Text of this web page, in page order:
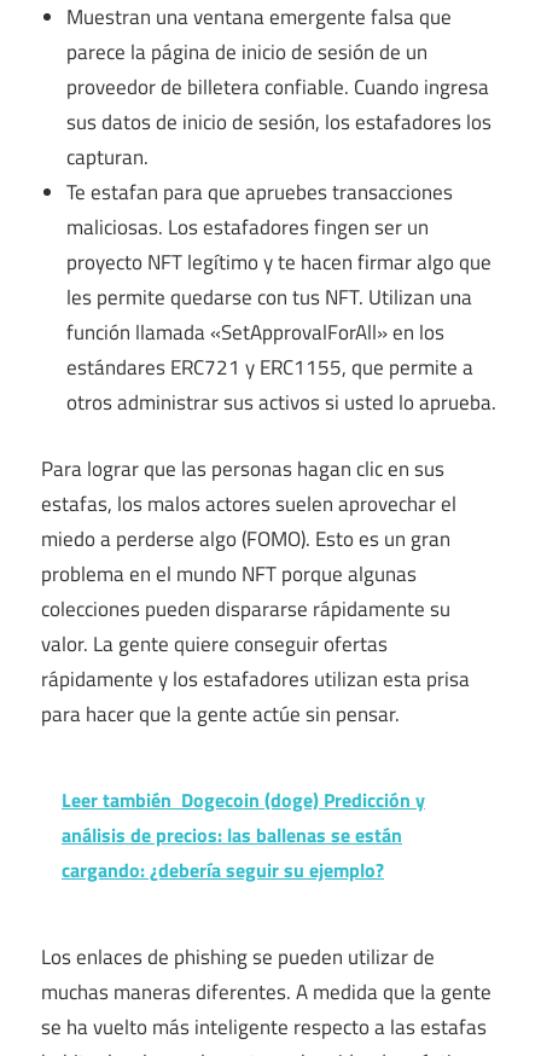
Muestran una ventana emergente falsa que
parece la página de inicio de sesión de un
proveedor de billetera confiable. Cuando ingresa
sus datos de inicio de sesión, los estafadores los
capturan.
Te estafan para que apruebes transacciones
maliciosas. Los estafadores fingen ser un
proyecto NFT legítimo y te hacen firmar algo que
les permite quedarse con tus NFT. Utilizan una
función llamada «SetApprovalForAll» en los
estándares ERC721 y ERC1155, que permite a
otros administrar sus activos si usted lo aprueba.
Para lograr que las personas hagan clic en sus
estafas, los malos actores suelen aprovechar el
miedo a perderse algo (FOMO). Esto es un gran
problema en el mundo NFT porque algunas
colecciones pueden dispararse rápidamente su
valor. La gente quiere conseguir ofertas
rápidamente y los estafadores utilizan esta prisa
para hacer que la gente actúe sin pensar.
Leer también Dogecoin (doge) Predicción y
análisis de precios: las ballenas se están
cargando: ¿debería seguir su ejemplo?
Los enlaces de phishing se pueden utilizar de
muchas maneras diferentes. A medida que la gente
se ha vuelto más inteligente respecto a las estafas